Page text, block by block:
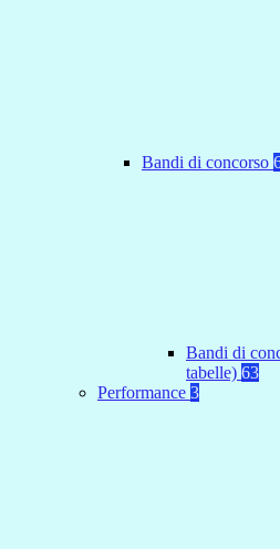
Bandi di concorso
Bandi di
tabelle) 63
Performance 3